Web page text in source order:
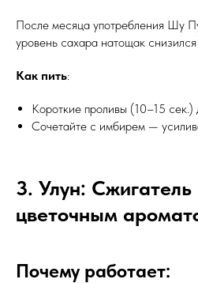
После месяца употребления Шу
уровень сахара натощак
Как пить:
Короткие проливы (10–15 сек.)
Сочетайте с имбирем —
3. Улун: Сжигатель
цветочным
Почему работает: